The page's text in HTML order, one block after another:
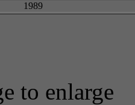
1989
to enlarge